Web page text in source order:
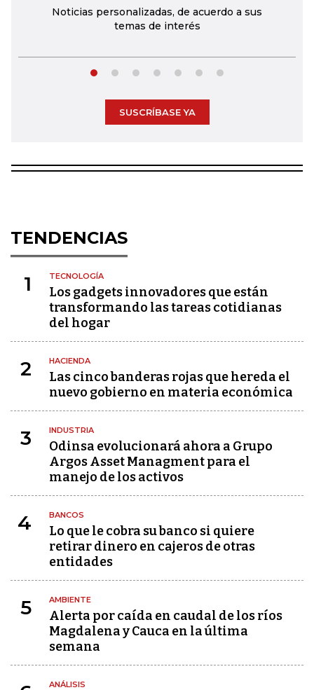
Noticias personalizadas, de acuerdo a sus
temas de interés
SUSCRÍBASE YA
TENDENCIAS
1 TECNOLOGÍA
Los gadgets innovadores que están
transformando las tareas cotidianas
del hogar
2 HACIENDA
Las cinco banderas rojas que hereda el
nuevo gobierno en materia económica
3 INDUSTRIA
Odinsa evolucionará ahora a Grupo
Argos Asset Managment para el
manejo de los activos
4 BANCOS
Lo que le cobra su banco si quiere
retirar dinero en cajeros de otras
entidades
5 AMBIENTE
Alerta por caída en caudal de los ríos
Magdalena y Cauca en la última
semana
ANÁLISIS